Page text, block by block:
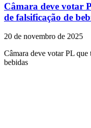
Câmara deve votar
de falsificação de
20 de novembro de 2025
Câmara deve votar PL
bebidas